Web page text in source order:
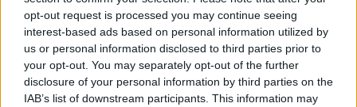
opt-out request is processed you may continue seeing
interest-based ads based on personal information utilized by
us or personal information disclosed to third parties prior to
your opt-out. You may separately opt-out of the further
disclosure of your personal information by third parties on the
IAB’s list of downstream participants. This information may
απόφαση εκ μέρους της Διοίκησης για υπαγωγή
στο πρόγραμμα «Ηρακλής ΙΙΙ», θα ληφθεί υπό
την αξιολόγηση της επίπτωσης που θα επιφέρει
στα αποτελέσματα της Τράπεζας και μόνο υπό
την προϋπόθεση ότι τυχόν επιπτώσεις θα